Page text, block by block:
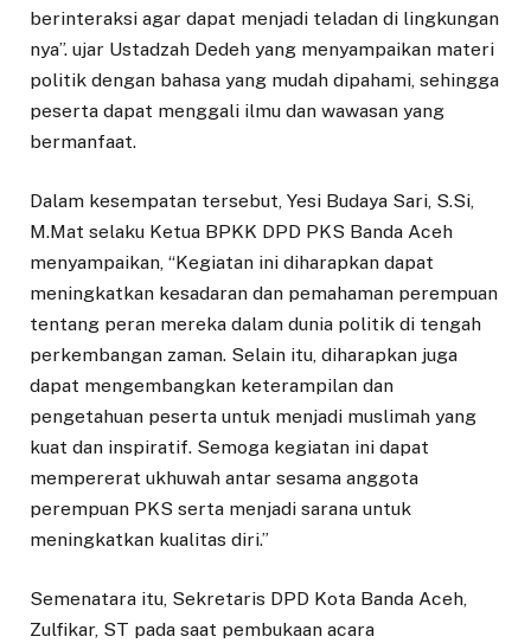
berinteraksi agar dapat menjadi teladan di lingkungan
nya”. ujar Ustadzah Dedeh yang menyampaikan materi
politik dengan bahasa yang mudah dipahami, sehingga
peserta dapat menggali ilmu dan wawasan yang
bermanfaat.
Dalam kesempatan tersebut, Yesi Budaya Sari, S.Si,
M.Mat selaku Ketua BPKK DPD PKS Banda Aceh
menyampaikan, “Kegiatan ini diharapkan dapat
meningkatkan kesadaran dan pemahaman perempuan
tentang peran mereka dalam dunia politik di tengah
perkembangan zaman. Selain itu, diharapkan juga
dapat mengembangkan keterampilan dan
pengetahuan peserta untuk menjadi muslimah yang
kuat dan inspiratif. Semoga kegiatan ini dapat
mempererat ukhuwah antar sesama anggota
perempuan PKS serta menjadi sarana untuk
meningkatkan kualitas diri.”
Semenatara itu, Sekretaris DPD Kota Banda Aceh,
Zulfikar, ST pada saat pembukaan acara